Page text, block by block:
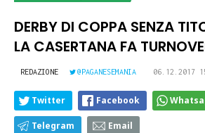
DERBY DI COPPA SENZA
LA CASERTANA FA
REDAZIONE @PAGANESEMANIA 06.12.2017
Twitter Facebook
Telegram Email